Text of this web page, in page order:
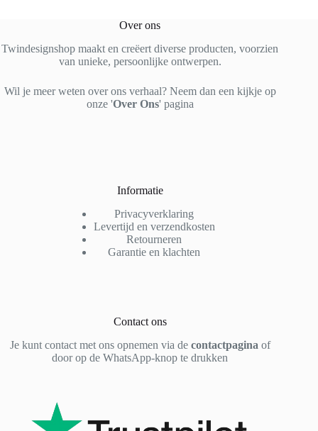
Over ons
Twindesignshop maakt en creëert diverse producten, voorzien
van unieke, persoonlijke ontwerpen.
Wil je meer weten over ons verhaal? Neem dan een kijkje op
onze 'Over Ons' pagina
Informatie
Privacyverklaring
Levertijd en verzendkosten
Retourneren
Garantie en klachten
Contact ons
Je kunt contact met ons opnemen via de contactpagina of
door op de WhatsApp-knop te drukken